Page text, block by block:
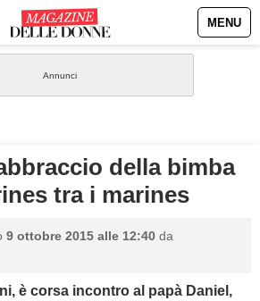
MENU
della bimba
tra i marines
9 ottobre 2015 alle 12:40 da
è corsa incontro al papà Daniel,